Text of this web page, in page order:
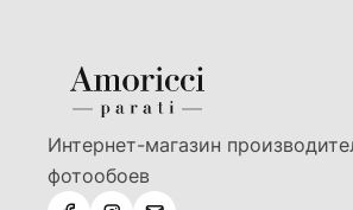
Интернет-магазин
фотообоев